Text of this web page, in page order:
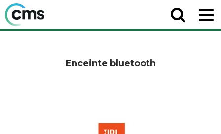
Enceinte bluetooth